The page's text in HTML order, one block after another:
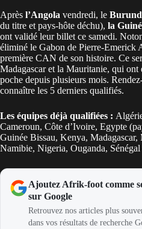
Après l’Angola vendredi, le
du titre et pays-hôte déchu), la
ont validé leur billet ce samedi.
éliminé le Gabon de Pierre-Emerick
première CAN de son histoire. Ce
Madagascar et la Mauritanie, qui
poche depuis plusieurs mois.
connaître les 5 derniers qualifiés.
Les équipes déjà qualifiées :
Cameroun, Côte d’Ivoire, Egypte
Guinée Bissau, Kenya,
Namibie, Nigeria, Ouganda, Sénégal
Ajoutez Afrik-foot comme
sur Google
Retrouvez nos articles plus
dans vos résultats de recherche